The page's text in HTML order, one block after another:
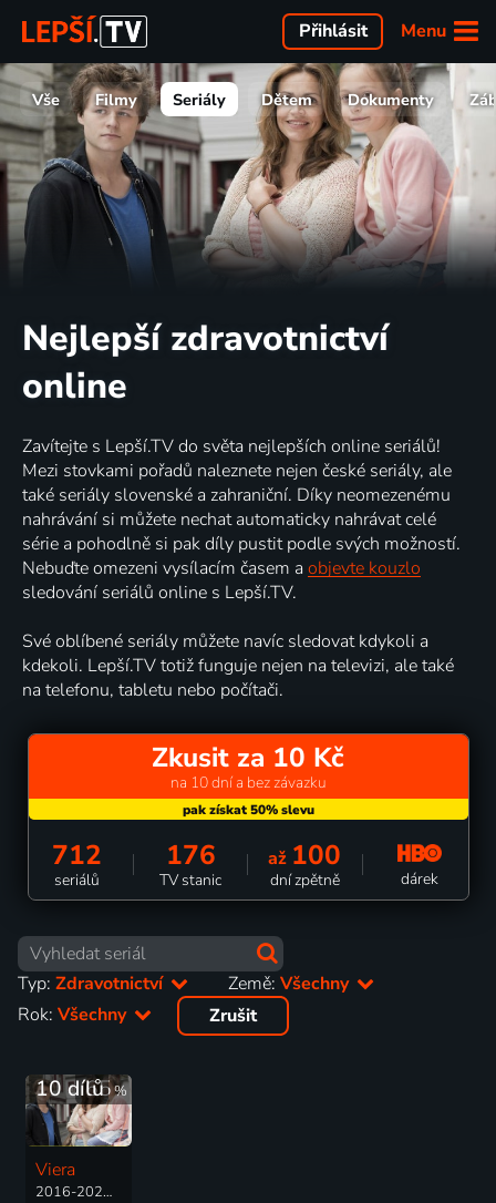
Menu
Přihlásit
Vše Filmy Seriály Dětem Dokumenty
Nejlepší zdravotnictví
online
Zavítejte s Lepší.TV do světa nejlepších online seriálů!
Mezi stovkami pořadů naleznete nejen české seriály, ale
také seriály slovenské a zahraniční. Díky neomezenému
nahrávání si můžete nechat automaticky nahrávat celé
série a pohodlně si pak díly pustit podle svých možností.
Nebuďte omezeni vysílacím časem a objevte kouzlo
sledování seriálů online s Lepší.TV.
Své oblíbené seriály můžete navíc sledovat kdykoli a
kdekoli. Lepší.TV totiž funguje nejen na televizi, ale také
na telefonu, tabletu nebo počítači.
Zkusit za 10 Kč
na 10 dní a bez závazku
712
seriálů
176
TV stanic
až 100
dní zpětně dárek
Typ: Zdravotnictví Země:Všechny
Rok: Všechny Zrušit
65%
10 dílů
Viera
2016-2021 | Německo | Zdravotnictví, Drama